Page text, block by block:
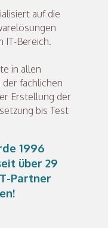
auf die
IT-Bereich.
in allen
der fachlichen
Erstellung der
bis Test
1996
über 29
Partner